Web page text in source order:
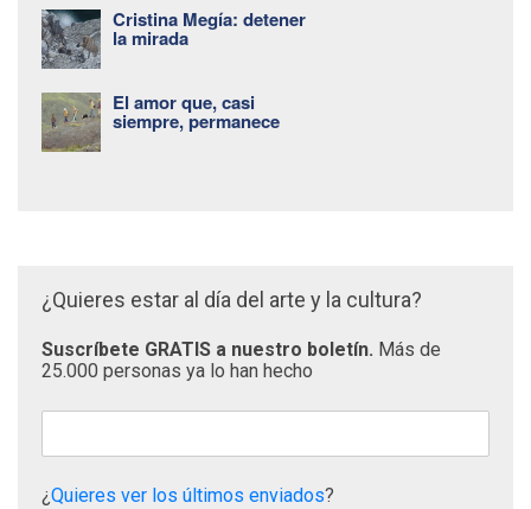
Cristina Megía: detener
la mirada
El amor que, casi
siempre, permanece
¿Quieres estar al día del arte y la cultura?
Suscríbete GRATIS a nuestro boletín. Más de
25.000 personas ya lo han hecho
¿Quieres ver los últimos enviados?